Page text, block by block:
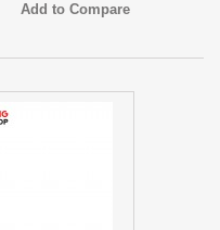
Add to Compare